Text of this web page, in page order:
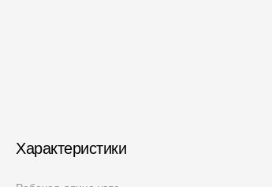
Характеристики